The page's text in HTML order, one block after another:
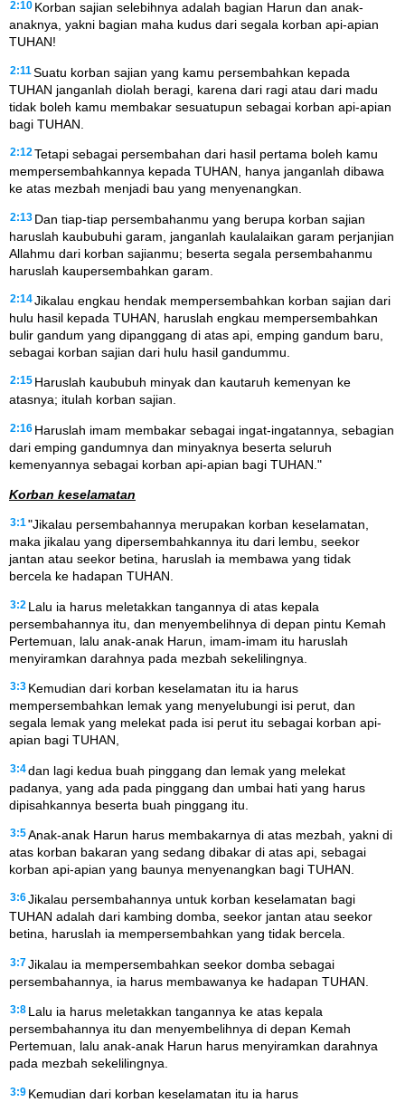
2:10 Korban sajian selebihnya adalah bagian Harun dan anak-
anaknya, yakni bagian maha kudus dari segala korban api-apian
TUHAN!
2:11 Suatu korban sajian yang kamu persembahkan kepada
TUHAN janganlah diolah beragi, karena dari ragi atau dari madu
tidak boleh kamu membakar sesuatupun sebagai korban api-apian
bagi TUHAN.
2:12 Tetapi sebagai persembahan dari hasil pertama boleh kamu
mempersembahkannya kepada TUHAN, hanya janganlah dibawa
ke atas mezbah menjadi bau yang menyenangkan.
2:13 Dan tiap-tiap persembahanmu yang berupa korban sajian
haruslah kaububuhi garam, janganlah kaulalaikan garam perjanjian
Allahmu dari korban sajianmu; beserta segala persembahanmu
haruslah kaupersembahkan garam.
2:14Jikalau engkau hendak mempersembahkan korban sajian dari
hulu hasil kepada TUHAN, haruslah engkau mempersembahkan
bulir gandum yang dipanggang di atas api, emping gandum baru,
sebagai korban sajian dari hulu hasil gandummu.
2:15 Haruslah kaububuh minyak dan kautaruh kemenyan ke
atasnya; itulah korban sajian.
2:16 Haruslah imam membakar sebagai ingat-ingatannya, sebagian
dari emping gandumnya dan minyaknya beserta seluruh
kemenyannya sebagai korban api-apian bagi TUHAN."
Korban keselamatan
3:1"Jikalau persembahannya merupakan korban keselamatan,
maka jikalau yang dipersembahkannya itu dari lembu, seekor
jantan atau seekor betina, haruslah ia membawa yang tidak
bercela ke hadapan TUHAN.
3:2 Lalu ia harus meletakkan tangannya di atas kepala
persembahannya itu, dan menyembelihnya di depan pintu Kemah
Pertemuan, lalu anak-anak Harun, imam-imam itu haruslah
menyiramkan darahnya pada mezbah sekelilingnya.
3:3 Kemudian dari korban keselamatan itu ia harus
mempersembahkan lemak yang menyelubungi isi perut, dan
segala lemak yang melekat pada isi perut itu sebagai korban api-
apian bagi TUHAN,
3:4dan lagi kedua buah pinggang dan lemak yang melekat
padanya, yang ada pada pinggang dan umbai hati yang harus
dipisahkannya beserta buah pinggang itu.
3:5Anak-anak Harun harus membakarnya di atas mezbah, yakni di
atas korban bakaran yang sedang dibakar di atas api, sebagai
korban api-apian yang baunya menyenangkan bagi TUHAN.
3:6Jikalau persembahannya untuk korban keselamatan bagi
TUHAN adalah dari kambing domba, seekor jantan atau seekor
betina, haruslah ia mempersembahkan yang tidak bercela.
3:7Jikalau ia mempersembahkan seekor domba sebagai
persembahannya, ia harus membawanya ke hadapan TUHAN.
3:8 Lalu ia harus meletakkan tangannya ke atas kepala
persembahannya itu dan menyembelihnya di depan Kemah
Pertemuan, lalu anak-anak Harun harus menyiramkan darahnya
pada mezbah sekelilingnya.
3:9 Kemudian dari korban keselamatan itu ia harus